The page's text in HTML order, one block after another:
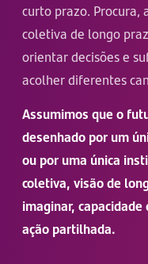
curto prazo. Procura,
coletiva de longo
orientar decisões e
acolher diferentes
Assumimos que o
desenhado por um
ou por uma única
coletiva, visão de
imaginar,
ação partilhada.